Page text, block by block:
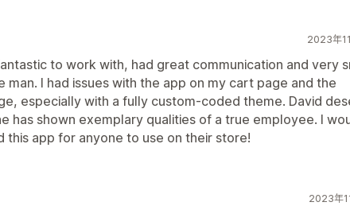
2023年
to work with, had great communication and very
man. I had issues with the app on my cart page and the
especially with a fully custom-coded theme. David
has shown exemplary qualities of a true employee. I
this app for anyone to use on their store!
2023年